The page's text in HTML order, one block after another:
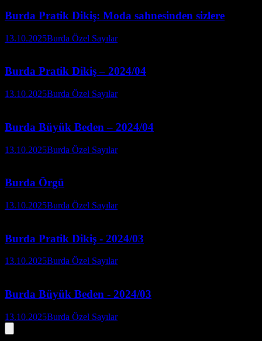
Burda Pratik Dikiş: Moda sahnesinden sizlere
13.10.2025Burda Özel Sayılar
Burda Pratik Dikiş – 2024/04
13.10.2025Burda Özel Sayılar
Burda Büyük Beden – 2024/04
13.10.2025Burda Özel Sayılar
Burda Örgü
13.10.2025Burda Özel Sayılar
Burda Pratik Dikiş - 2024/03
13.10.2025Burda Özel Sayılar
Burda Büyük Beden - 2024/03
13.10.2025Burda Özel Sayılar